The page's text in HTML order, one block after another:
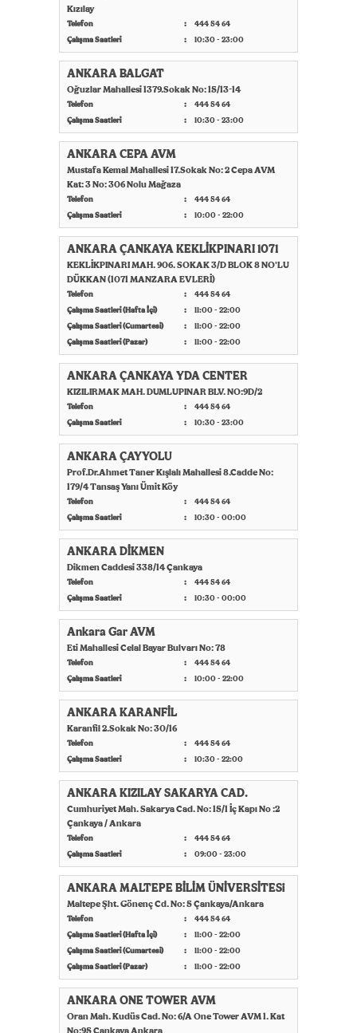
Kızılay
Telefon
444 54 64
Çalışma Saatleri
10:30 - 23:00
ANKARA BALGAT
Oğuzlar Mahallesi 1379.Sokak No: 15/13-14
Telefon
444 54 64
Çalışma Saatleri
10:30 - 23:00
ANKARA CEPA AVM
Mustafa Kemal Mahallesi 17.Sokak No: 2 Cepa AVM
Kat: 3 No: 306 Nolu Mağaza
Telefon
444 54 64
Çalışma Saatleri
10:00 - 22:00
ANKARA ÇANKAYA KEKLİKPINARI 1071
KEKLİKPINARI MAH. 906. SOKAK 3/D BLOK 8 NO'LU
DÜKKAN (1071 MANZARA EVLERİ)
Telefon
444 54 64
Çalışma Saatleri (Hafta İçi)
11:00 - 22:00
Çalışma Saatleri (Cumartesi)
11:00 - 22:00
Çalışma Saatleri (Pazar)
11:00 - 22:00
ANKARA ÇANKAYA YDA CENTER
KIZILIRMAK MAH. DUMLUPINAR BLV. NO:9D/2
Telefon
444 54 64
Çalışma Saatleri
10:30 - 23:00
ANKARA ÇAYYOLU
Prof.Dr.Ahmet Taner Kışlalı Mahallesi 8.Cadde No:
179/4 Tansaş Yanı Ümit Köy
Telefon
444 54 64
Çalışma Saatleri
10:30 - 00:00
ANKARA DİKMEN
Dikmen Caddesi 338/14 Çankaya
Telefon
444 54 64
Çalışma Saatleri
10:30 - 00:00
Ankara Gar AVM
Eti Mahallesi Celal Bayar Bulvarı No: 78
Telefon
444 54 64
Çalışma Saatleri
10:00 - 22:00
ANKARA KARANFİL
Karanfil 2.Sokak No: 30/16
Telefon
444 54 64
Çalışma Saatleri
10:30 - 22:00
ANKARA KIZILAY SAKARYA CAD.
Cumhuriyet Mah. Sakarya Cad. No: 15/1 İç Kapı No :2
Çankaya / Ankara
Telefon
444 54 64
Çalışma Saatleri
09:00 - 23:00
ANKARA MALTEPE BİLİM ÜNİVERSİTESi
Maltepe Şht. Gönenç Cd. No: 5 Çankaya/Ankara
Telefon
444 54 64
Çalışma Saatleri (Hafta İçi)
11:00 - 22:00
Çalışma Saatleri (Cumartesi)
11:00 - 22:00
Çalışma Saatleri (Pazar)
11:00 - 22:00
ANKARA ONE TOWER AVM
Oran Mah. Kudüs Cad. No: 6/A One Tower AVM 1. Kat
No:95 Çankaya Ankara